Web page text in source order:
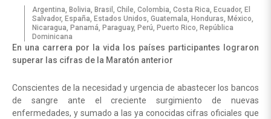
Argentina, Bolivia, Brasil, Chile, Colombia, Costa Rica, Ecuador, El
Salvador, España, Estados Unidos, Guatemala, Honduras, México,
Nicaragua, Panamá, Paraguay, Perú, Puerto Rico, República
Dominicana
En una carrera por la vida los países participantes lograron
superar las cifras de la Maratón anterior
Conscientes de la necesidad y urgencia de abastecer los bancos
de sangre ante el creciente surgimiento de nuevas
enfermedades, y sumado a las ya conocidas cifras oficiales que